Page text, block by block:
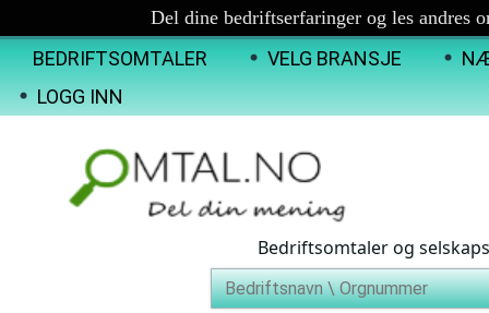
Del dine bedriftserfaringer og les andres
BEDRIFTSOMTALER VELG BRANSJE
LOGG INN
Bedriftsomtaler og